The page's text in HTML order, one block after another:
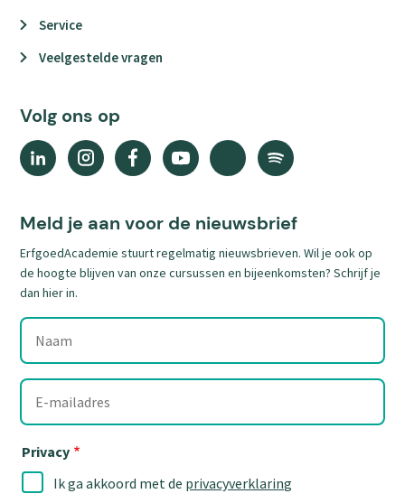
Service
Veelgestelde vragen
Volg ons op
Linkedin
link)
Instagram
link)
Facebook
link)
YouTube
link)
link)
Spotify
link)
Meld je aan voor de nieuwsbrief
ErfgoedAcademie stuurt regelmatig nieuwsbrieven. Wil je ook op
de hoogte blijven van onze cursussen en bijeenkomsten? Schrijf je
dan hier in.
Naam
E-
mailadres
Privacy
Ik ga akkoord met de privacyverklaring